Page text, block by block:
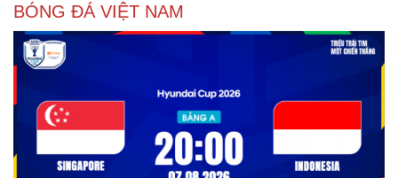
BÓNG ĐÁ VIỆT NAM